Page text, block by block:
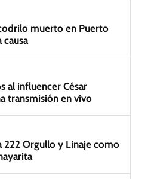
muerto en Puerto
causa
al influencer César
transmisión en vivo
222 Orgullo y Linaje como